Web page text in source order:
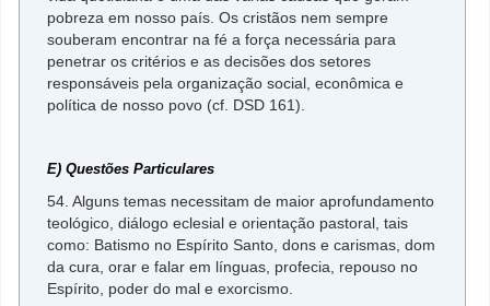
pobreza em nosso país. Os cristãos nem sempre
souberam encontrar na fé a força necessária para
penetrar os critérios e as decisões dos setores
responsáveis pela organização social, econômica e
política de nosso povo (cf. DSD 161).
E) Questões Particulares
54. Alguns temas necessitam de maior aprofundamento
teológico, diálogo eclesial e orientação pastoral, tais
como: Batismo no Espírito Santo, dons e carismas, dom
da cura, orar e falar em línguas, profecia, repouso no
Espírito, poder do mal e exorcismo.